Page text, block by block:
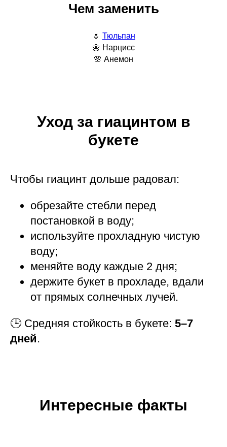
Чем заменить
🌷 Тюльпан
🌼 Нарцисс
🌸 Анемон
Уход за гиацинтом в
букете
Чтобы гиацинт дольше радовал:
обрезайте стебли перед
постановкой в воду;
используйте прохладную чистую
воду;
меняйте воду каждые 2 дня;
держите букет в прохладе, вдали
от прямых солнечных лучей.
🕒 Средняя стойкость в букете: 5–7
дней.
Интересные факты